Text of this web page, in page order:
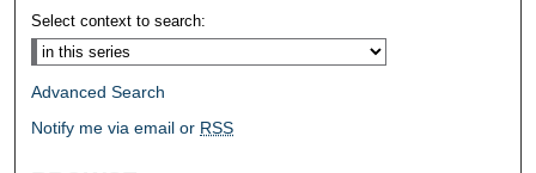
Select context to search:
Advanced Search
Notify me via email or RSS